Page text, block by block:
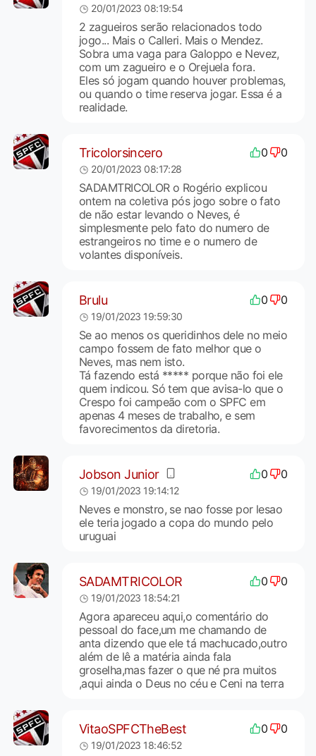
20/01/2023 08:19:54
2 zagueiros serão relacionados todo
jogo... Mais o Calleri. Mais o Mendez.
Sobra uma vaga para Galoppo e Nevez,
com um zagueiro e o Orejuela fora.
Eles só jogam quando houver problemas,
ou quando o time reserva jogar. Essa é a
realidade.
Tricolorsincero 0 0
20/01/2023 08:17:28
SADAMTRICOLOR o Rogério explicou
ontem na coletiva pós jogo sobre o fato
de não estar levando o Neves, é
simplesmente pelo fato do numero de
estrangeiros no time e o numero de
volantes disponíveis.
Brulu 0 0
19/01/2023 19:59:30
Se ao menos os queridinhos dele no meio
campo fossem de fato melhor que o
Neves, mas nem isto.
Tá fazendo está ***** porque não foi ele
quem indicou. Só tem que avisa-lo que o
Crespo foi campeão com o SPFC em
apenas 4 meses de trabalho, e sem
favorecimentos da diretoria.
Jobson Junior 0 0
19/01/2023 19:14:12
Neves e monstro, se nao fosse por lesao
ele teria jogado a copa do mundo pelo
uruguai
SADAMTRICOLOR 0 0
19/01/2023 18:54:21
Agora apareceu aqui,o comentário do
pessoal do face,um me chamando de
anta dizendo que ele tá machucado,outro
além de lê a matéria ainda fala
groselha,mas fazer o que né pra muitos
,aqui ainda o Deus no céu e Ceni na terra
VitaoSPFCTheBest 0 0
19/01/2023 18:46:52